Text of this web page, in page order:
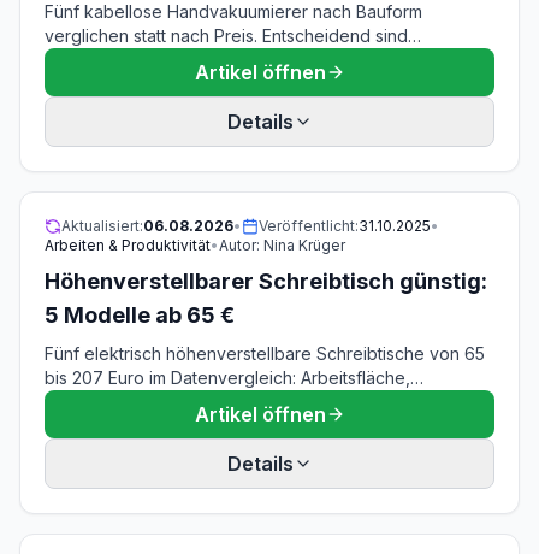
Fünf kabellose Handvakuumierer nach Bauform
verglichen statt nach Preis. Entscheidend sind
Akkulaufzeit, Ladeart, Pumpleistung und die Frage,
welche Beutel überhaupt passen: 3 bis 12 Liter pro
Minute, 85 bis 150 Minuten Laufzeit, 220 bis 590 Gramm.
Dazu die Grenzen der Bauform bei Flüssigkeiten und
Artikel öffnen
Details
Aktualisiert:06.08.2026• Veröffentlicht:31.10.2025•
Arbeiten & Produktivität•Autor: Nina Krüger
Höhenverstellbarer Schreibtisch günstig:
5 Modelle ab 65 €
Fünf elektrisch höhenverstellbare Schreibtische von 65
bis 207 Euro im Datenvergleich: Arbeitsfläche,
Verstellbereich, Plattenstärke, Antriebe und
Folgekosten.
Artikel öffnen
Details